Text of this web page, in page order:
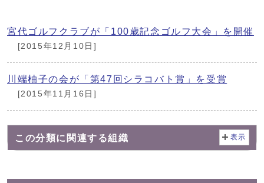
宮代ゴルフクラブが「100歳記念ゴルフ大会」を開催
[2015年12月10日]
川端柚子の会が「第47回シラコバト賞」を受賞
[2015年11月16日]
この分類に関連する組織 表示